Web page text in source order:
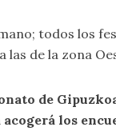
todos los
las de la zona
de
los